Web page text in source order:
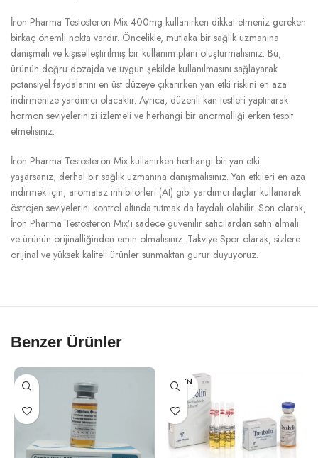
İron Pharma Testosteron Mix 400mg kullanırken dikkat etmeniz gereken
birkaç önemli nokta vardır. Öncelikle, mutlaka bir sağlık uzmanına
danışmalı ve kişiselleştirilmiş bir kullanım planı oluşturmalısınız. Bu,
ürünün doğru dozajda ve uygun şekilde kullanılmasını sağlayarak
potansiyel faydalarını en üst düzeye çıkarırken yan etki riskini en aza
indirmenize yardımcı olacaktır. Ayrıca, düzenli kan testleri yaptırarak
hormon seviyelerinizi izlemeli ve herhangi bir anormalliği erken tespit
etmelisiniz.
İron Pharma Testosteron Mix kullanırken herhangi bir yan etki
yaşarsanız, derhal bir sağlık uzmanına danışmalısınız. Yan etkileri en aza
indirmek için, aromataz inhibitörleri (AI) gibi yardımcı ilaçlar kullanarak
östrojen seviyelerini kontrol altında tutmak da faydalı olabilir. Son olarak,
İron Pharma Testosteron Mix’i sadece güvenilir satıcılardan satın almalı
ve ürünün orijinalliğinden emin olmalısınız. Takviye Spor olarak, sizlere
orijinal ve yüksek kaliteli ürünler sunmaktan gurur duyuyoruz.
Benzer Ürünler
TÜKEN
DI